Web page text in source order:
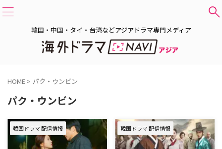
韓国・中国・タイ・台湾などアジアドラマ専門メディア
HOME > パク・ウンビン
パク・ウンビン
韓国ドラマ 配信情報 韓国ドラマ 配信情報